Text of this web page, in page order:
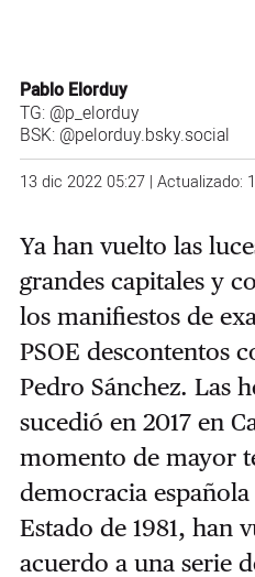
Pablo Elorduy
TG: @p_elorduy
BSK: @pelorduy.bsky.social
13 dic 2022 05:27 | Actualizado:
Ya han vuelto las
grandes capitales y
los manifiestos de
PSOE descontentos
Pedro Sánchez. Las
sucedió en 2017 en
momento de mayor
democracia
Estado de 1981, han
acuerdo a una serie